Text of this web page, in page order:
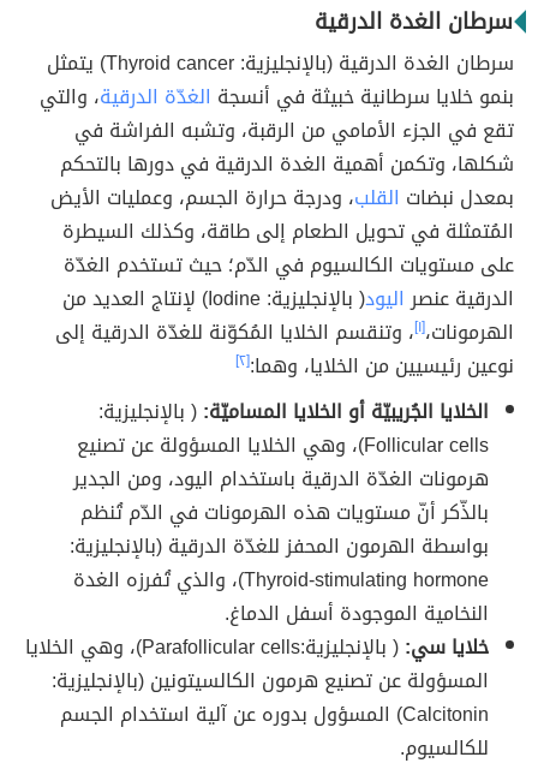
سرطان الغدة الدرقية
سرطان الغدة الدرقية (بالإنجليزية: Thyroid cancer) يتمثل
بنمو خلايا سرطانية خبيثة في أنسجة الغدّة الدرقية، والتي
تقع في الجزء الأمامي من الرقبة، وتشبه الفراشة في
شكلها، وتكمن أهمية الغدة الدرقية في دورها بالتحكم
بمعدل نبضات القلب، ودرجة حرارة الجسم، وعمليات الأيض
المُتمثلة في تحويل الطعام إلى طاقة، وكذلك السيطرة
على مستويات الكالسيوم في الدّم؛ حيث تستخدم الغدّة
الدرقية عنصراليود
( بالإنجليزية: Iodine) لإنتاج العديد من
الهرمونات،[١] ، وتنقسم الخلايا المُكوّنة للغدّة الدرقية إلى
نوعين رئيسيين من الخلايا، وهما:[٢]
الخلايا الجُريبيّة أو الخلايا المساميّة:( بالإنجليزية:
Follicular cells)، وهي الخلايا المسؤولة عن تصنيع
هرمونات الغدّة الدرقية باستخدام اليود، ومن الجدير
بالذّكر أنّ مستويات هذه الهرمونات في الدّم تُنظم
بواسطة الهرمون المحفز للغدّة الدرقية (بالإنجليزية:
Thyroid-stimulating hormone)، والذي تُفرزه الغدة
النخامية الموجودة أسفل الدماغ.
خلايا سي:
( بالإنجليزية:Parafollicular cells)، وهي الخلايا
المسؤولة عن تصنيع هرمون الكالسيتونين (بالإنجليزية:
Calcitonin) المسؤول بدوره عن آلية استخدام الجسم
للكالسيوم.